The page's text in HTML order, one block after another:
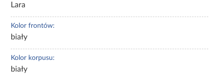
Lara
Kolor frontów:
biały
Kolor korpusu:
biały